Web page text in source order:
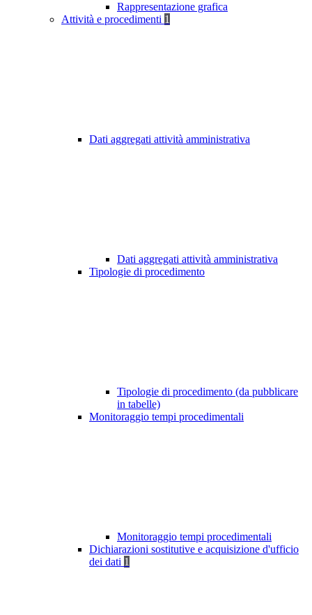
Rappresentazione grafica
Attività e procedimenti 1
Dati aggregati attività amministrativa
Dati aggregati attività amministrativa
Tipologie di procedimento
Tipologie di procedimento (da pubblicare
in tabelle)
Monitoraggio tempi procedimentali
Monitoraggio tempi procedimentali
Dichiarazioni sostitutive e acquisizione d'ufficio
dei dati 1